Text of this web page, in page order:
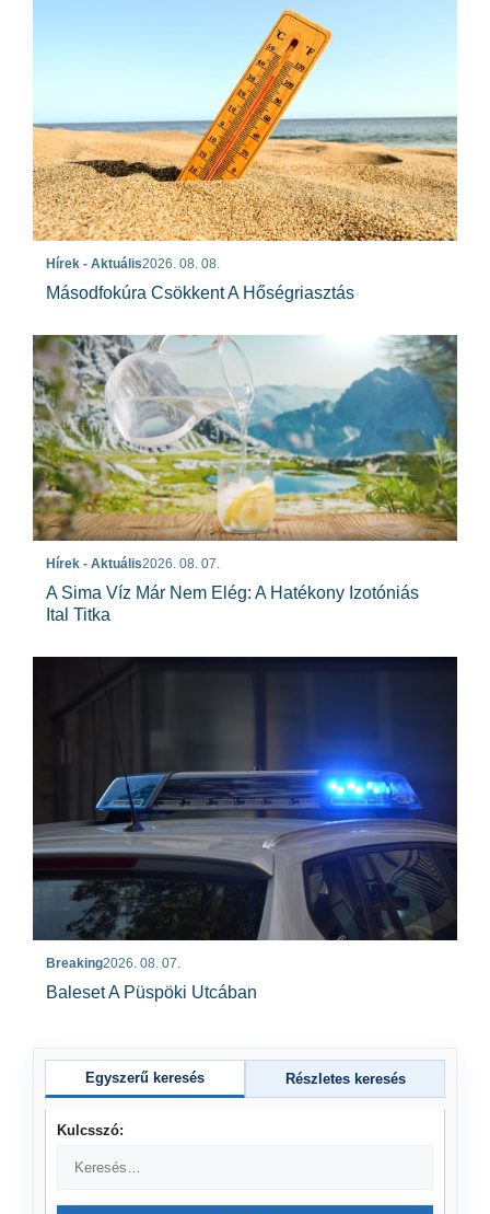
Hírek - Aktuális2026. 08. 08.
Másodfokúra Csökkent A Hőségriasztás
Hírek - Aktuális2026. 08. 07.
A Sima Víz Már Nem Elég: A Hatékony Izotóniás
Ital Titka
Breaking2026. 08. 07.
Baleset A Püspöki Utcában
Egyszerű keresés Részletes keresés
Kulcsszó: